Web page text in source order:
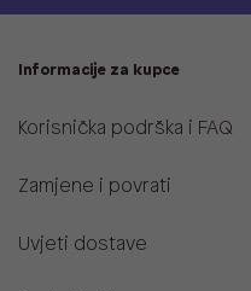
Informacije za kupce
Korisnička podrška i FAQ
Zamjene i povrati
Uvjeti dostave